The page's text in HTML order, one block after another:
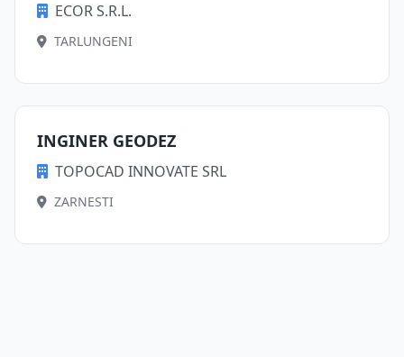
ECOR S.R.L.
TARLUNGENI
INGINER GEODEZ
TOPOCAD INNOVATE SRL
ZARNESTI